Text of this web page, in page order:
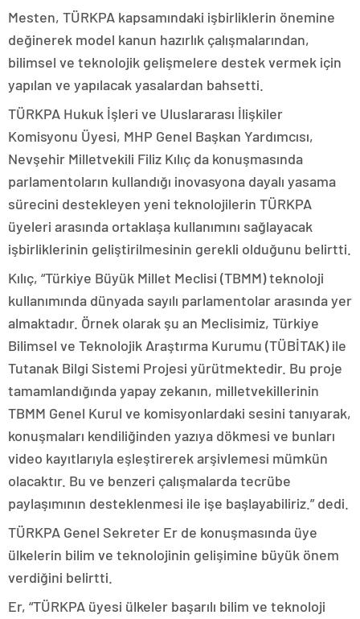
Mesten, TÜRKPA kapsamındaki işbirliklerin önemine
değinerek model kanun hazırlık çalışmalarından,
bilimsel ve teknolojik gelişmelere destek vermek için
yapılan ve yapılacak yasalardan bahsetti.
TÜRKPA Hukuk İşleri ve Uluslararası İlişkiler
Komisyonu Üyesi, MHP Genel Başkan Yardımcısı,
Nevşehir Milletvekili Filiz Kılıç da konuşmasında
parlamentoların kullandığı inovasyona dayalı yasama
sürecini destekleyen yeni teknolojilerin TÜRKPA
üyeleri arasında ortaklaşa kullanımını sağlayacak
işbirliklerinin geliştirilmesinin gerekli olduğunu belirtti.
Kılıç, “Türkiye Büyük Millet Meclisi (TBMM) teknoloji
kullanımında dünyada sayılı parlamentolar arasında yer
almaktadır. Örnek olarak şu an Meclisimiz, Türkiye
Bilimsel ve Teknolojik Araştırma Kurumu (TÜBİTAK) ile
Tutanak Bilgi Sistemi Projesi yürütmektedir. Bu proje
tamamlandığında yapay zekanın, milletvekillerinin
TBMM Genel Kurul ve komisyonlardaki sesini tanıyarak,
konuşmaları kendiliğinden yazıya dökmesi ve bunları
video kayıtlarıyla eşleştirerek arşivlemesi mümkün
olacaktır. Bu ve benzeri çalışmalarda tecrübe
paylaşımının desteklenmesi ile işe başlayabiliriz.” dedi.
TÜRKPA Genel Sekreter Er de konuşmasında üye
ülkelerin bilim ve teknolojinin gelişimine büyük önem
verdiğini belirtti.
Er, “TÜRKPA üyesi ülkeler başarılı bilim ve teknoloji